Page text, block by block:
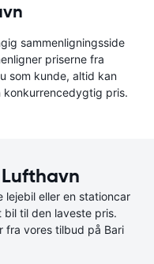
sammenligningsside
priserne fra
som kunde, altid kan
konkurrencedygtig pris.
lejebil eller en stationcar
bil til den laveste pris.
fra vores tilbud på Bari